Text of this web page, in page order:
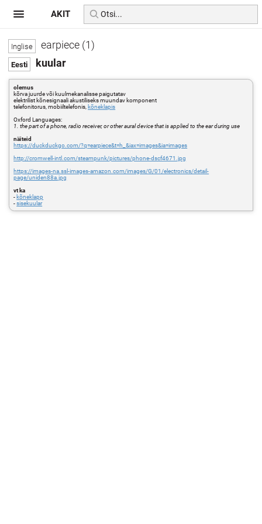
earpiece (1)
kuular
olemus
kõrva juurde või kuulmekanalisse paigutatav
elektrilist kõnesignaali akustiliseks muundav komponent
telefonitorus, mobiiltelefonis, kõneklapis
Oxford Languages:
1. the part of a phone, radio receiver, or other aural device that is applied to the ear during use
näiteid
https://duckduckgo.com/?q=earpiece&t=h_&iax=images&ia=images
http://cromwell-intl.com/steampunk/pictures/phone-dscf4671.jpg
https://images-na.ssl-images-amazon.com/images/G/01/electronics/detail-
page/uniden88a.jpg
vt ka
- kõneklapp
-sisekuular
AKIT